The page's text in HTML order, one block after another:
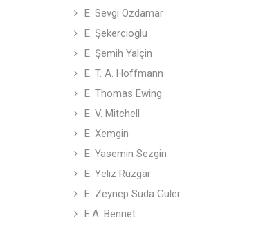
E. Sevgi Özdamar
E. Şekercioğlu
E. Şemih Yalçin
E. T. A. Hoffmann
E. Thomas Ewing
E. V. Mitchell
E. Xemgin
E. Yasemin Sezgin
E. Yeliz Rüzgar
E. Zeynep Suda Güler
E.A. Bennet